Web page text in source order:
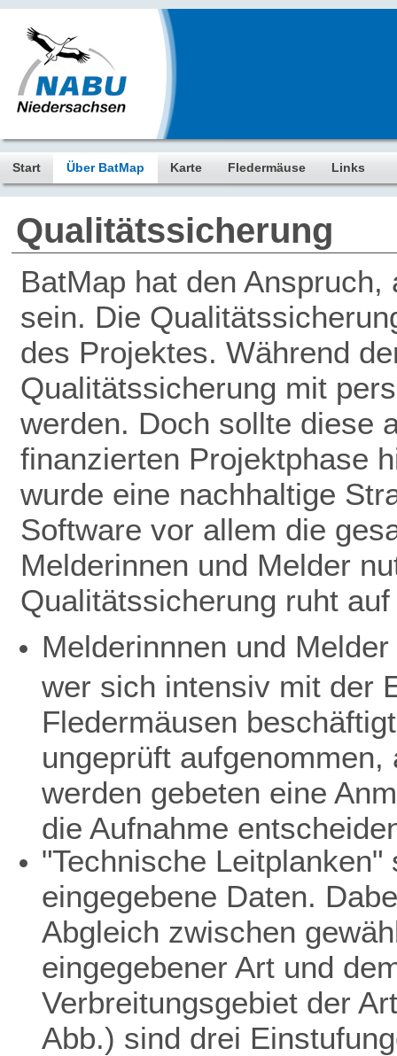
Start Über BatMap Karte Fledermäuse Links
Qualitätssicherung
BatMap hat den
sein. Die
des Projektes. Während
Qualitätssicherung mit
werden. Doch sollte diese
finanzierten Projektphase
wurde eine nachhaltige
Software vor allem die
Melderinnen und Melder
Qualitätssicherung ruht
Melderinnnen und
wer sich intensiv mit der
Fledermäusen
ungeprüft
werden gebeten eine
die Aufnahme
"Technische
eingegebene Daten.
Abgleich zwischen
eingegebener Art und
Verbreitungsgebiet der
Abb.) sind drei